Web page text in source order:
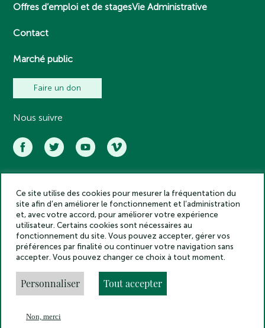
Offres d’emploi et de stages
Contact
Marché public
Vie Administrative
Faire un don
Nous suivre
Académie des inscriptions et belles lettres – Tous droits réservés
2025
Politique de confidentialité
Mentions légales
Crédits
Gestion des cookies
Made by
Ce site utilise des cookies pour mesurer la fréquentation du
site afin d’en améliorer le fonctionnement et l’administration
et, avec votre accord, pour améliorer votre expérience
utilisateur. Certains cookies sont nécessaires au
fonctionnement du site. Vous pouvez accepter, gérer vos
préférences par finalité ou continuer votre navigation sans
accepter. Vous pouvez changer ce choix à tout moment.
Personnaliser Tout accepter
Non, merci